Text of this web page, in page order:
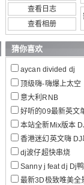
查看日志
查看相册
猜你喜欢
aycan divided dj
顶级嗨-嗨爆上太空
意大利RNB
好听的09最新英文
本站全新Mix版本
香港迷幻英文嗨 DJ
dj波仔超快串烧
Sanny j feat dj Dj
最新3D极致唯美全